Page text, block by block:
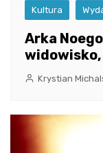
Kultura
Arka
Krystian